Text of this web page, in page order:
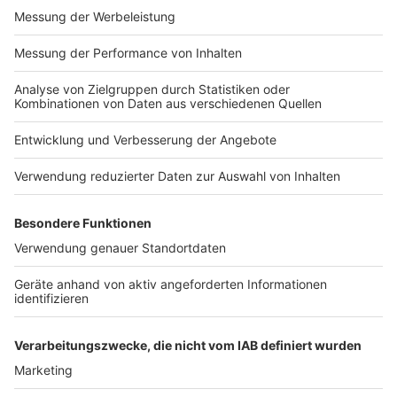
automatischen
Übermittlung der Daten
widersprechen wollen,
melden Sie sich hier:
Impressum
Nutzungsbedingungen
Jobs
Presse
Werben
Archiv
ANTENNE BAYERN GROUP
Stiftung ANTENNE BAYERN
hilft
Teilnahmebedingungen
Grounding Page ANTENNE
Kontakt
Studio-Hotline
Verkehrs-Hotline
Newsletter